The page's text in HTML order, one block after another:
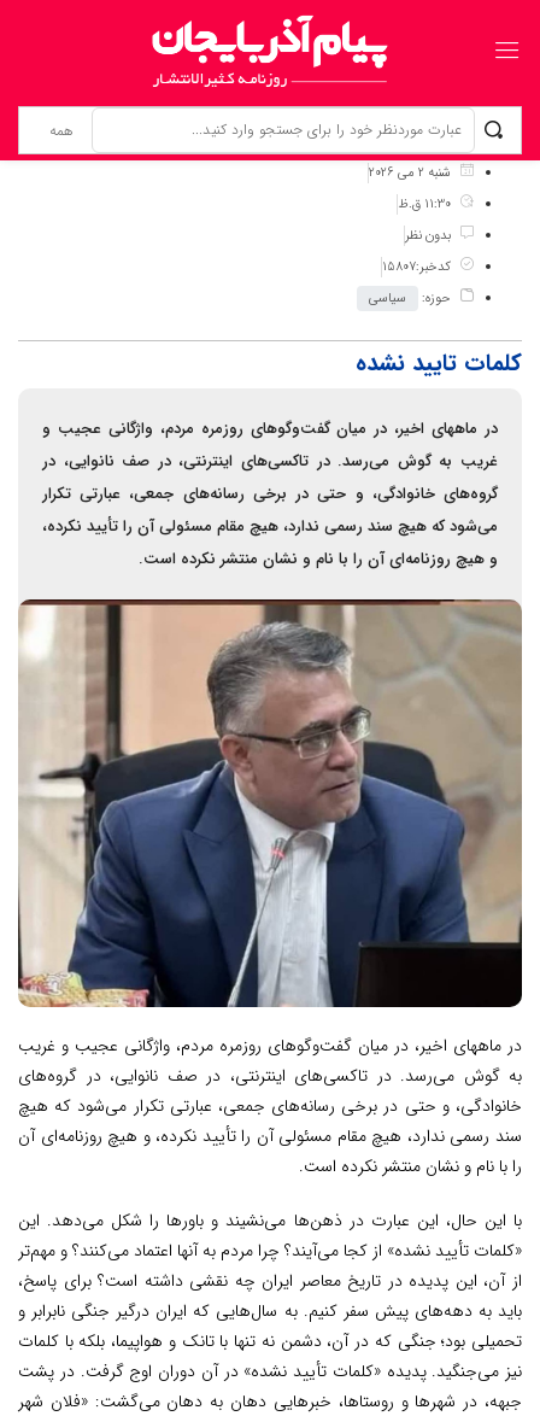
برگ نخست نوشته‌ها
کلمات تایید نشده
شنبه 2 می 2026
11:30 ق.ظ
بدون نظر
کدخبر:15807
حوزه:
سیاسی
کلمات تایید نشده
در ماههای اخیر، در میان گفت‌وگوهای روزمره مردم، واژگانی عجیب و
غریب به گوش می‌رسد. در تاکسی‌های اینترنتی، در صف نانوایی، در
گروه‌های خانوادگی، و حتی در برخی رسانه‌های جمعی، عبارتی تکرار
می‌شود که هیچ سند رسمی ندارد، هیچ مقام مسئولی آن را تأیید نکرده،
و هیچ روزنامه‌ای آن را با نام و نشان منتشر نکرده است.
در ماههای اخیر، در میان گفت‌وگوهای روزمره مردم، واژگانی عجیب و غریب
به گوش می‌رسد. در تاکسی‌های اینترنتی، در صف نانوایی، در گروه‌های
خانوادگی، و حتی در برخی رسانه‌های جمعی، عبارتی تکرار می‌شود که هیچ
سند رسمی ندارد، هیچ مقام مسئولی آن را تأیید نکرده، و هیچ روزنامه‌ای آن
را با نام و نشان منتشر نکرده است.
با این حال، این عبارت در ذهن‌ها می‌نشیند و باورها را شکل می‌دهد. این
«کلمات تأیید نشده» از کجا می‌آیند؟ چرا مردم به آنها اعتماد می‌کنند؟ و مهم‌تر
از آن، این پدیده در تاریخ معاصر ایران چه نقشی داشته است؟ برای پاسخ،
باید به دهه‌های پیش سفر کنیم. به سال‌هایی که ایران درگیر جنگی نابرابر و
تحمیلی بود؛ جنگی که در آن، دشمن نه تنها با تانک و هواپیما، بلکه با کلمات
نیز می‌جنگید. پدیده «کلمات تأیید نشده» در آن دوران اوج گرفت. در پشت
جبهه، در شهرها و روستاها، خبرهایی دهان به دهان می‌گشت: «فلان شهر